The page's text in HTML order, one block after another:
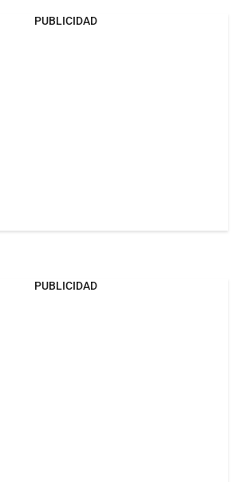
PUBLICIDAD
PUBLICIDAD